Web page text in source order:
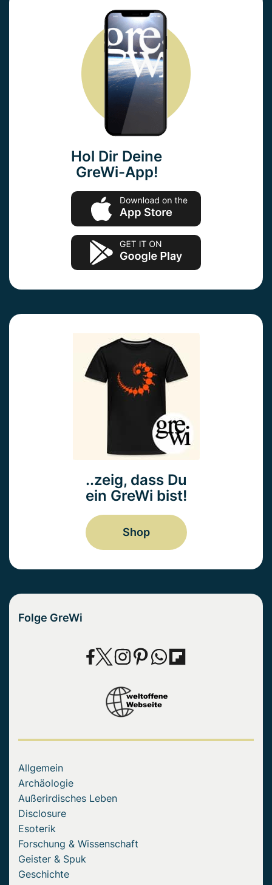
Hol Dir Deine
GreWi-App!
..zeig, dass Du
ein GreWi bist!
Shop
Folge GreWi
Allgemein
Archäologie
Außerirdisches Leben
Disclosure
Esoterik
Forschung & Wissenschaft
Geister & Spuk
Geschichte